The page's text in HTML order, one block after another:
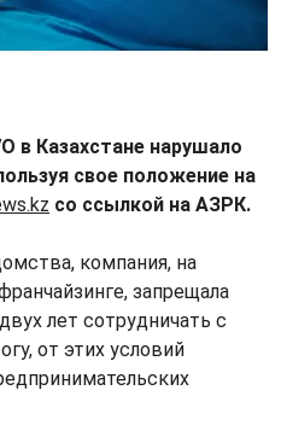
в Казахстане нарушало
свое положение на
со ссылкой на АЗРК.
компания, на
запрещала
лет сотрудничать с
от этих условий